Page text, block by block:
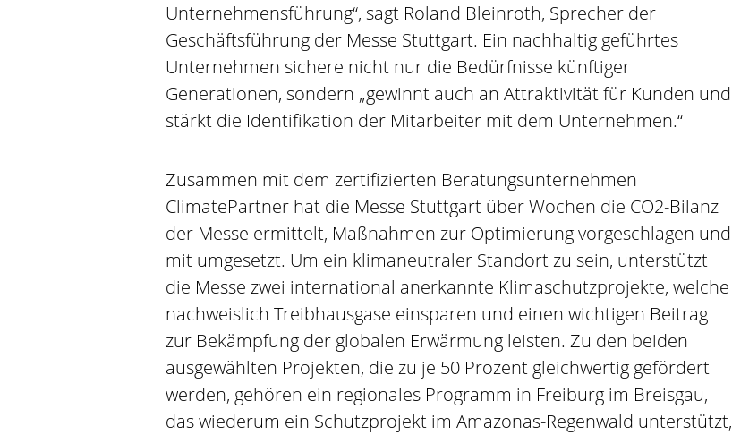
Unternehmensführung“, sagt Roland Bleinroth, Sprecher der
Geschäftsführung der Messe Stuttgart. Ein nachhaltig geführtes
Unternehmen sichere nicht nur die Bedürfnisse künftiger
Generationen, sondern „gewinnt auch an Attraktivität für Kunden und
stärkt die Identifikation der Mitarbeiter mit dem Unternehmen.“
Zusammen mit dem zertifizierten Beratungsunternehmen
ClimatePartner hat die Messe Stuttgart über Wochen die CO2-Bilanz
der Messe ermittelt, Maßnahmen zur Optimierung vorgeschlagen und
mit umgesetzt. Um ein klimaneutraler Standort zu sein, unterstützt
die Messe zwei international anerkannte Klimaschutzprojekte, welche
nachweislich Treibhausgase einsparen und einen wichtigen Beitrag
zur Bekämpfung der globalen Erwärmung leisten. Zu den beiden
ausgewählten Projekten, die zu je 50 Prozent gleichwertig gefördert
werden, gehören ein regionales Programm in Freiburg im Breisgau,
das wiederum ein Schutzprojekt im Amazonas-Regenwald unterstützt,